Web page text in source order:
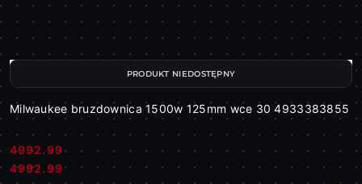
Milwaukee bruzdownica 1500w 125mm wce 30 4933383855
Cena:
4992.99
Cena:
4992.99
PRODUKT NIEDOSTĘPNY